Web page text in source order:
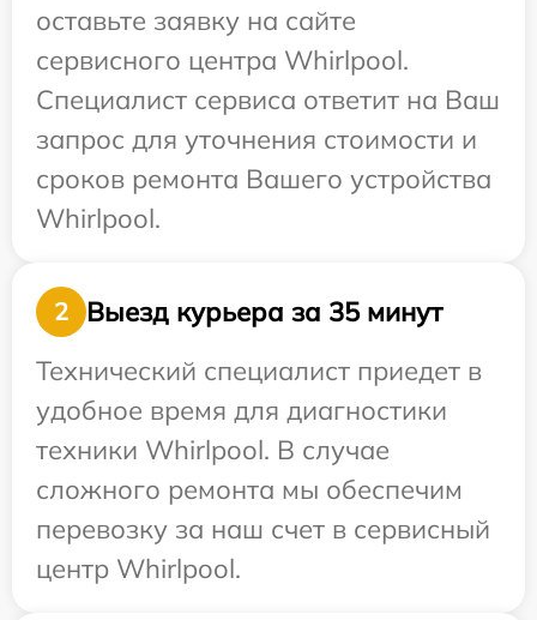
оставьте заявку на сайте
сервисного центра Whirlpool.
Специалист сервиса ответит на Ваш
запрос для уточнения стоимости и
сроков ремонта Вашего устройства
Whirlpool.
2
Выезд курьера за 35 минут
Технический специалист приедет в
удобное время для диагностики
техники Whirlpool. В случае
сложного ремонта мы обеспечим
перевозку за наш счет в сервисный
центр Whirlpool.